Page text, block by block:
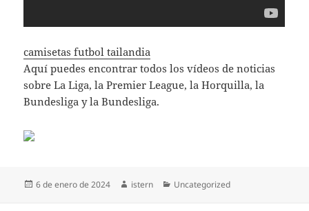
camisetas futbol tailandia
Aquí puedes encontrar todos los vídeos de noticias
sobre La Liga, la Premier League, la Horquilla, la
Bundesliga y la Bundesliga.
Publicado
6 de enero de 2024 Autor
istern Categorías
Uncategorized